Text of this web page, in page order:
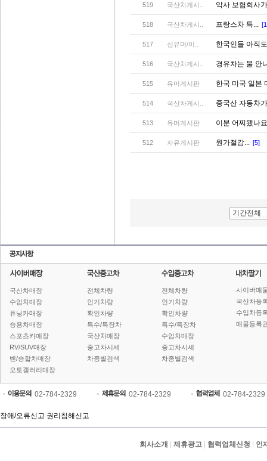
519 국산차게시.. 악사 보험회사
518 국산차게시.. 프랑스차 특...
517 신유머/이.. 한국인들 아직
516 국산차게시.. 경유차는 불 안
515 유머게시판 한국 미국 일본
514 국산차게시.. 중국산 자동차
513 유머게시판 이분 어찌됐나
512 자유게시판 원가절감... [5]
기간전체
국산차매장
수입차매장
튜닝카매장
승용차매장
스포츠카매장
RV/SUV매장
밴/승합차매장
오토갤러리매장
전체차량
인기차량
확인차량
특수/특장차
국산차매장
중고차시세
차종별검색
전체차량
인기차량
확인차량
특수/특장차
수입차매장
중고차시세
차종별검색
사이버매
국산차등
수입차등
매물등록
02-784-2329 02-784-2329 02-784-2329
장애/오류신고 권리침해신고
회사소개 제휴광고 협력업체신청 인